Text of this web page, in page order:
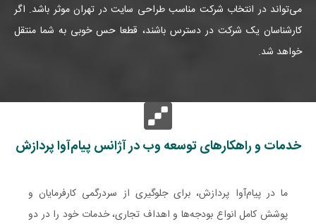
می‌تواند در انتخاب شرکت مناسب طراحی سایت در تهران موثر باشد. اگر
کارشناسان یک شرکت در دسترس باشند، قطعا حس خوبی به شما منتقل
خواهد شد.
خدمات و راهکارهای توسعه وب در آژانس پیام‌آوا پردازش
ما در پیام‌آوا پردازش، برای جلوگیری از سردرگمی کارفرمایان و
پوشش کامل انواع بودجه‌ها و اهداف تجاری، خدمات خود را در دو